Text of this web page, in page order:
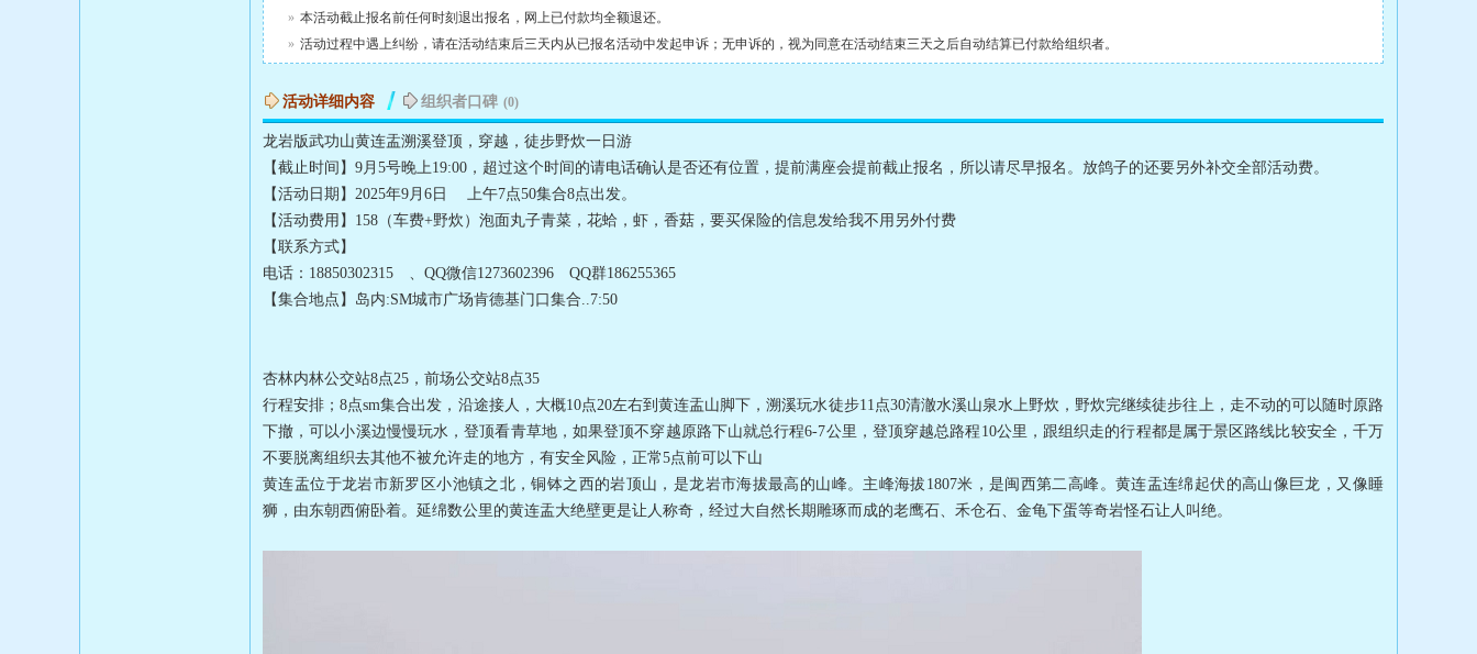
» 本活动截止报名前任何时刻退出报名，网上已付款均全额退还。
» 活动过程中遇上纠纷，请在活动结束后三天内从已报名活动中发起申诉；无申诉的，视为同意在活动结束三天之后自动结算已付款给组织者。
活动详细内容 组织者口碑 (0)
龙岩版武功山黄连盂溯溪登顶，穿越，徒步野炊一日游
【截止时间】9月5号晚上19:00，超过这个时间的请电话确认是否还有位置，提前满座会提前截止报名，所以请尽早报名。放鸽子的还要另外补交全部活动费。
【活动日期】2025年9月6日 上午7点50集合8点出发。
【活动费用】158（车费+野炊）泡面丸子青菜，花蛤，虾，香菇，要买保险的信息发给我不用另外付费
【联系方式】
电话：18850302315 、QQ微信1273602396 QQ群186255365
【集合地点】岛内:SM城市广场肯德基门口集合..7:50
杏林内林公交站8点25，前场公交站8点35
行程安排；8点sm集合出发，沿途接人，大概10点20左右到黄连盂山脚下，溯溪玩水徒步11点30清澈水溪山泉水上野炊，野炊完继续徒步往上，走不动的可以随时原路
下撤，可以小溪边慢慢玩水，登顶看青草地，如果登顶不穿越原路下山就总行程6-7公里，登顶穿越总路程10公里，跟组织走的行程都是属于景区路线比较安全，千万
不要脱离组织去其他不被允许走的地方，有安全风险，正常5点前可以下山
黄连盂位于龙岩市新罗区小池镇之北，铜钵之西的岩顶山，是龙岩市海拔最高的山峰。主峰海拔1807米，是闽西第二高峰。黄连盂连绵起伏的高山像巨龙，又像睡
狮，由东朝西俯卧着。延绵数公里的黄连盂大绝壁更是让人称奇，经过大自然长期雕琢而成的老鹰石、禾仓石、金龟下蛋等奇岩怪石让人叫绝。